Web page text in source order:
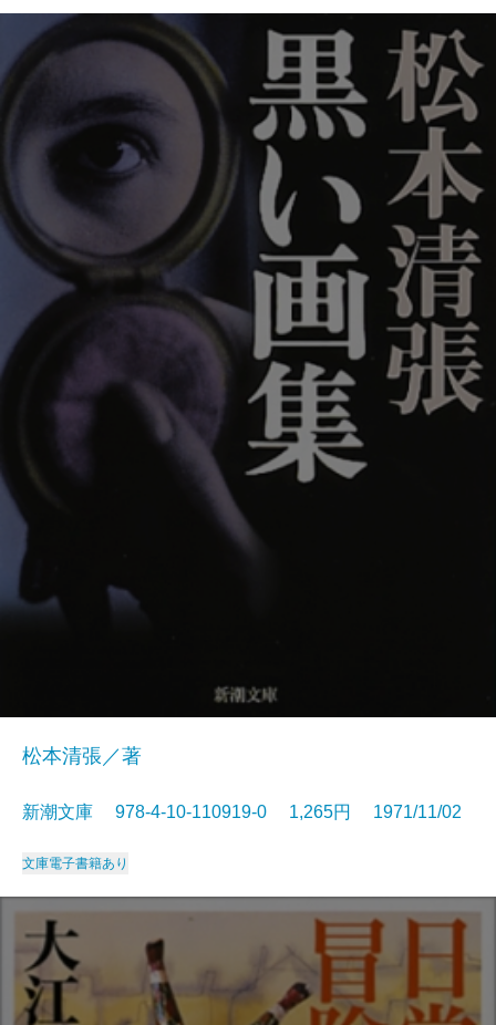
松本清張／著
新潮文庫 978-4-10-110919-0 1,265円 1971/11/02
文庫電子書籍あり